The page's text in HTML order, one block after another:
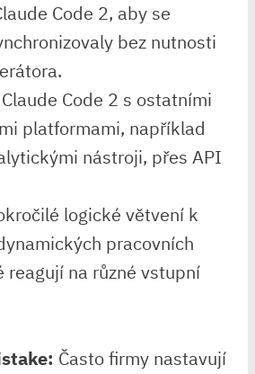
Code 2, aby se
bez nutnosti
Code 2 ⁣s ostatními
platformami, například
nástroji, přes API
logické větvení k
pracovních
reagují na různé vstupní
Často firmy nastavují